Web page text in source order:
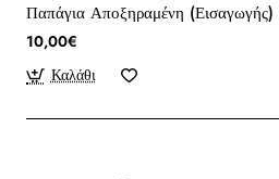
Παπάγια Αποξηραμένη (Εισαγωγής)
10,00€
Καλάθι